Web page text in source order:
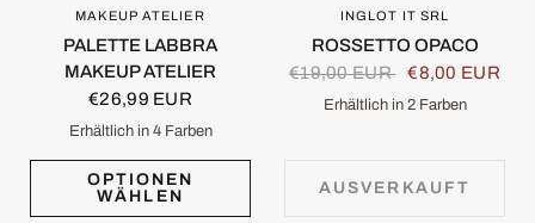
SCHNELLANSICHT
MAKEUP ATELIER
PALETTE LABBRA
MAKEUP ATELIER
€26,99 EUR
Erhältlich in 4 Farben
OPTIONEN
WÄHLEN
SCHNELLANSICHT
INGLOT IT SRL
ROSSETTO OPACO
€19,00 EUR
€8,00 EUR
Erhältlich in 2 Farben
AUSVERKAUFT